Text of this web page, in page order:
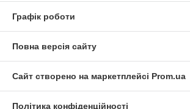
Графік роботи
Повна версія сайту
Сайт створено на маркетплейсі Prom.ua
Політика конфіденційності